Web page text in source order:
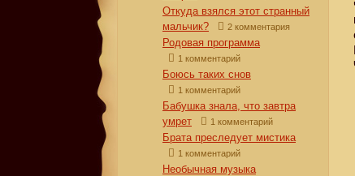
Откуда взялся этот странный
мальчик?
2 комментария
Родовая программа
1 комментарий
Боюсь таких снов
1 комментарий
Бабушка знала, что завтра
умрет
1 комментарий
Брата преследует мистика
1 комментарий
Необычная музыка